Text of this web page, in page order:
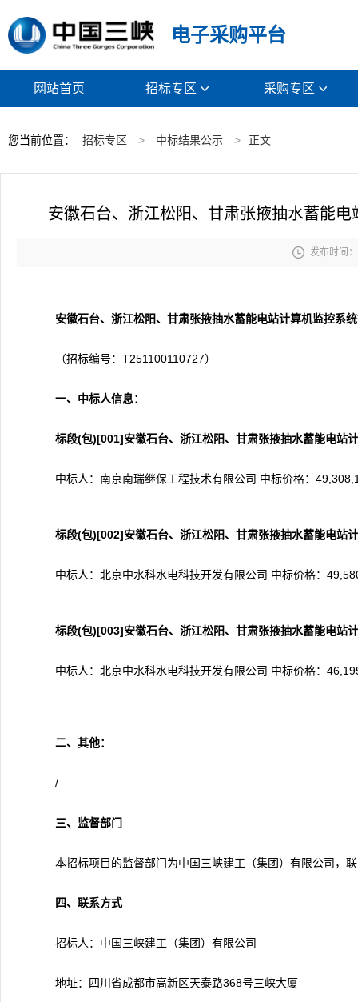
电子采购平台
网站首页 招标专区  采购专区 
您当前位置： 招标专区 > 中标结果公示 > 正文
安徽石台、浙江松阳、甘肃张掖抽水蓄能
 发布时间
安徽石台、浙江松阳、甘肃张掖抽水蓄能电站计算机监控系
（招标编号：T251100110727）
一、中标人信息：
标段(包)[001]安徽石台、浙江松阳、甘肃张掖抽水蓄能电站
中标人：南京南瑞继保工程技术有限公司 中标价格：
标段(包)[002]安徽石台、浙江松阳、甘肃张掖抽水蓄能电站
中标人：北京中水科水电科技开发有限公司 中标价格：
标段(包)[003]安徽石台、浙江松阳、甘肃张掖抽水蓄能电站
中标人：北京中水科水电科技开发有限公司 中标价格：
二、其他：
/
三、监督部门
本招标项目的监督部门为中国三峡建工（集团）有限公司，
四、联系方式
招标人：中国三峡建工（集团）有限公司
地址：四川省成都市高新区天泰路368号三峡大厦